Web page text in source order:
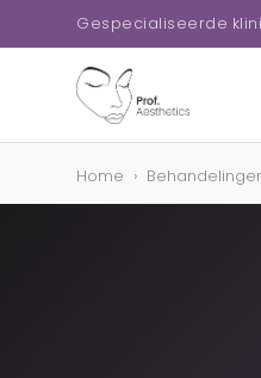
Gespecialiseerde
Home ›